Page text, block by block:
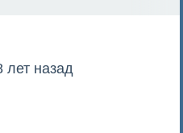
лет назад